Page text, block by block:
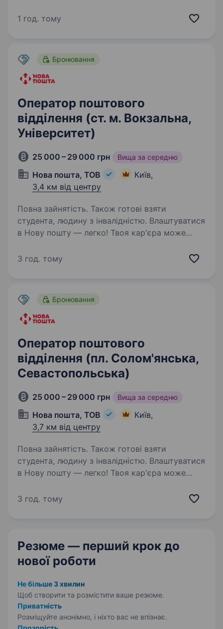
на роботу: Оператора поштового відділення
1 год. тому
Бронювання
Оператор поштового
відділення (ст. м. Вокзальна,
Університет)
25 000 – 29 000 грн Вища за середню
Нова пошта, ТОВ
Київ,
3,4 км від центру
Повна зайнятість. Також готові взяти
студента, людину з інвалідністю. Влаштуватися
в Нову пошту — легко! Твоя кар'єра може
ми в пошуку оператора поштового відділення.
3 год. тому
Бронювання
Оператор поштового
відділення (пл. Солом'янська,
Севастопольська)
25 000 – 29 000 грн Вища за середню
Нова пошта, ТОВ
Київ,
3,7 км від центру
Повна зайнятість. Також готові взяти
студента, людину з інвалідністю. Влаштуватися
в Нову пошту — легко! Твоя кар'єра може
ми в пошуку оператора поштового відділення.
3 год. тому
Резюме — перший крок до
нової роботи
Не більше 3 хвилин
Щоб створити та розмістити ваше резюме.
Приватність
Розміщуйте анонімно, і ніхто вас не впізнає.